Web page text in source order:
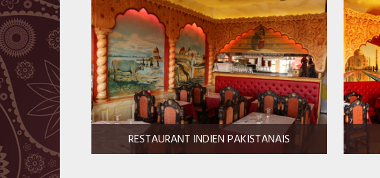
RESTAURANT INDIEN PAKISTANAIS